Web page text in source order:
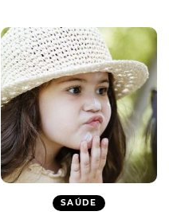
SAÚDE